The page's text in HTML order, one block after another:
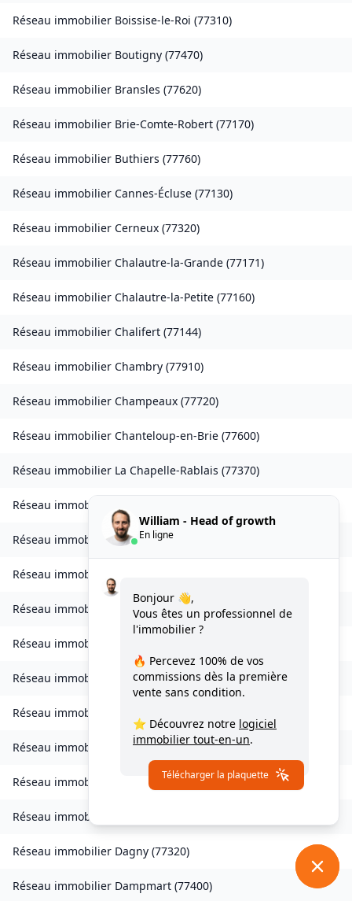
Réseau immobilier Boissise-le-Roi (77310)
Réseau immobilier Boutigny (77470)
Réseau immobilier Bransles (77620)
Réseau immobilier Brie-Comte-Robert (77170)
Réseau immobilier Buthiers (77760)
Réseau immobilier Cannes-Écluse (77130)
Réseau immobilier Cerneux (77320)
Réseau immobilier Chalautre-la-Grande (77171)
Réseau immobilier Chalautre-la-Petite (77160)
Réseau immobilier Chalifert (77144)
Réseau immobilier Chambry (77910)
Réseau immobilier Champeaux (77720)
Réseau immobilier Chanteloup-en-Brie (77600)
Réseau immobilier La Chapelle-Rablais (77370)
Réseau immobilier
Réseau immobilierCharmentray
Réseau immobilier
Réseau immobilier Chessy( 77700)
Réseau immobilier
Réseau immobilier Compans(77290 )
Réseau immobilier
Réseau immobilier Coupvray(77700)
Réseau immobilier Courchamp(77560
Réseau immobilier
Réseau immobilier Dagny (77320)
Réseau immobilier Dampmart (77400)
William - Head of growth
En ligne
Bonjour 👋,
Vous êtes un professionnel de
l'immobilier ?
🔥 Percevez 100% de vos
commissions dès la première
vente sans condition.
⭐ Découvrez notre logiciel
immobilier tout-en-un.
Télécharger la plaquette